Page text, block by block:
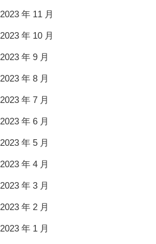
2023 年 11 月
2023 年 10 月
2023 年 9 月
2023 年 8 月
2023 年 7 月
2023 年 6 月
2023 年 5 月
2023 年 4 月
2023 年 3 月
2023 年 2 月
2023 年 1 月